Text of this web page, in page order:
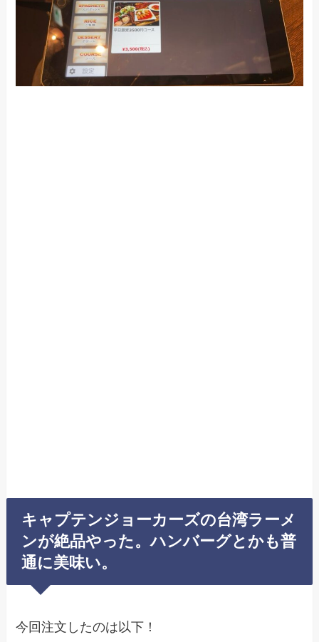
キャプテンジョーカーズの台湾ラーメ
ンが絶品やった。ハンバーグとかも普
通に美味い。
今回注文したのは以下！